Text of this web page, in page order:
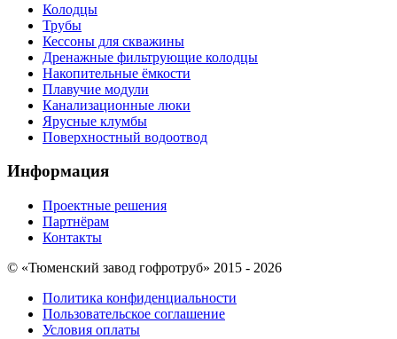
Колодцы
Трубы
Кессоны для скважины
Дренажные фильтрующие колодцы
Накопительные ёмкости
Плавучие модули
Канализационные люки
Ярусные клумбы
Поверхностный водоотвод
Информация
Проектные решения
Партнёрам
Контакты
© «Тюменский завод гофротруб» 2015 - 2026
Политика конфиденциальности
Пользовательское соглашение
Условия оплаты